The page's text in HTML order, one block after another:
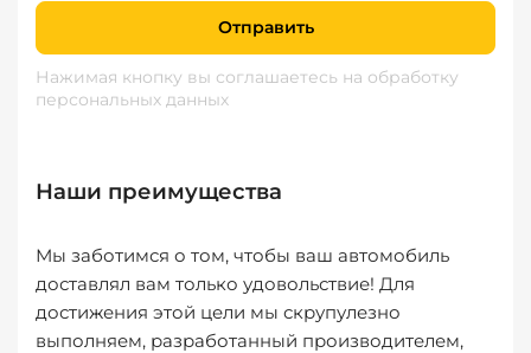
Отправить
Нажимая кнопку вы соглашаетесь на обработку
персональных данных
Наши преимущества
Мы заботимся о том, чтобы ваш автомобиль
доставлял вам только удовольствие! Для
достижения этой цели мы скрупулезно
выполняем, разработанный производителем,